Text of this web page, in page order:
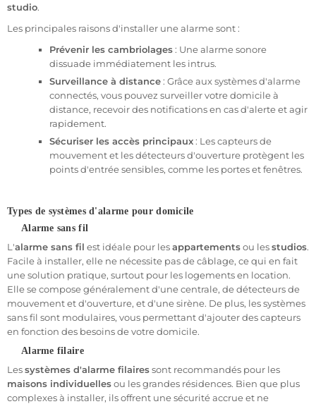
maisons et appartements équipés d’un système de sécurité sont
alarme pour domicilefait office de barrière dissuasive : les
cambrioleurs préfèrent éviter les logements protégés et se
tourner vers ceux qui sont moins sécurisés.
Au-delà de la simple dissuasion, l’alarme offre un moyen de
protection proactive. En cas d'intrusion, une alarme sonne
immédiatement, alerte les occupants et peut aussi envoyer un
signal aux autorités locales ou à une entreprise de surveillance.
Cela permet une intervention rapide, limitant ainsi les risques de
vol ou de dommages matériels.
Les systèmes modernes, en particulier les alarmes connectées,
se déclenche, vous permettant ainsi de vérifier la situation, où
que vous soyez. Cette fonctionnalité est particulièrement utile
pour les propriétaires de résidences secondaires ou les personnes
qui voyagent souvent.
Les différents types d’alarmes pour domicile
Il existe plusieurs types de systèmes d’alarme pour domicile,
chacun avec ses avantages et ses inconvénients. Le choix
dépendra de la configuration de votre logement, de votre budget,
ainsi que de vos préférences personnelles. Voici les principales
options disponibles pour protéger efficacement votre
maison
appartement
studio
studio.
Les principales raisons d'installer une alarme sont :
Prévenir les cambriolages: Une alarme sonore
dissuade immédiatement les intrus.
Surveillance à distance: Grâce aux systèmes d'alarme
connectés, vous pouvez surveiller votre domicile à
distance, recevoir des notifications en cas d'alerte et agir
rapidement.
Sécuriser les accès principaux: Les capteurs de
mouvement et les détecteurs d'ouverture protègent les
points d'entrée sensibles, comme les portes et fenêtres.
Types de systèmes d'alarme pour domicile
Alarme sans fil
L'alarme sans fil est idéale pour lesappartementsou lesstudios.
Facile à installer, elle ne nécessite pas de câblage, ce qui en fait
une solution pratique, surtout pour les logements en location.
Elle se compose généralement d'une centrale, de détecteurs de
mouvement et d'ouverture, et d'une sirène. De plus, les systèmes
sans fil sont modulaires, vous permettant d'ajouter des capteurs
en fonction des besoins de votre domicile.
Alarme filaire
Lessystèmes d'alarme filairessont recommandés pour les
maisons individuellesou les grandes résidences. Bien que plus
complexes à installer, ils offrent une sécurité accrue et ne